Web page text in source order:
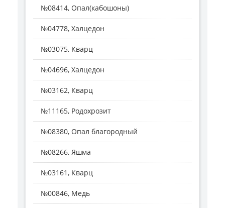
№08414, Опал(кабошоны)
№04778, Халцедон
№03075, Кварц
№04696, Халцедон
№03162, Кварц
№11165, Родохрозит
№08380, Опал благородный
№08266, Яшма
№03161, Кварц
№00846, Медь